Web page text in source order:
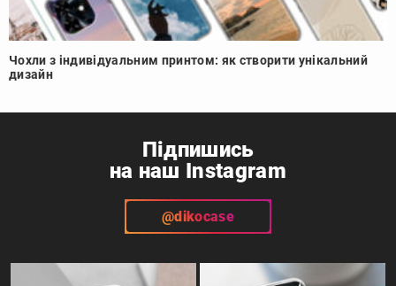
Чохли з індивідуальним принтом: як створити унікальний
дизайн
Підпишись
на наш Instagram
@dikocase